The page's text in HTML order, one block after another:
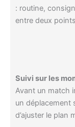
: routine,
entre deux
Suivi sur les
Avant un match
un déplacement
d’ajuster le plan